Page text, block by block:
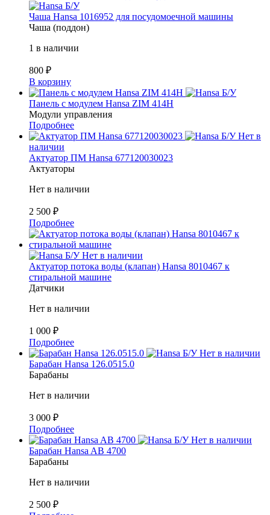
Б/У
Чаша Hansa 1016952 для посудомоечной машины
Чаша (поддон)
1 в наличии
800 ₽
В корзину
Б/У
Панель с модулем Hansa ZIM 414H
Модули управления
Подробнее
Б/У Нет в
наличии
Актуатор ПМ Hansa 677120030023
Актуаторы
Нет в наличии
2 500 ₽
Подробнее
Б/У Нет в наличии
Актуатор потока воды (клапан) Hansa 8010467 к
стиральной машине
Датчики
Нет в наличии
1 000 ₽
Подробнее
Б/У Нет в наличии
Барабан Hansa 126.0515.0
Барабаны
Нет в наличии
3 000 ₽
Подробнее
Б/У Нет в наличии
Барабан Hansa AB 4700
Барабаны
Нет в наличии
2 500 ₽